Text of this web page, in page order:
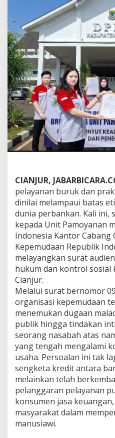
i
K
e
r
s
B
R
I
U
n
i
t
P
a
a
n
a
n
:
D
u
g
a
a
n
n
t
m
i
d
a
s
i
N
a
s
a
b
a
CIANJUR,
pelayanan buruk dan
dinilai melampaui batas
dunia perbankan. Kali ini,
kepada Unit Pamoyanan
Indonesia Kantor Cabang
Kepemudaan Republik
melayangkan surat
hukum dan kontrol sosial
Cianjur.
Melalui surat bernomor
organisasi kepemudaan
menemukan dugaan
publik hingga tindakan
seorang nasabah atas
yang tengah mengalami
usaha. Persoalan ini tak
sengketa kredit antara
melainkan telah
pelanggaran pelayanan
konsumen jasa
masyarakat dalam
manusiawi.